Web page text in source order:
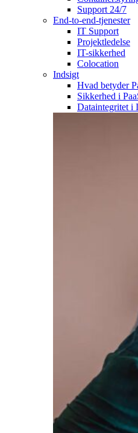
Support 24/7
End-to-end-tjenester
IT Support
Projektledelse
IT-sikkerhed
Colocation
Indsigt
Hvad betyder
Sikkerhed i
Dataintegritet i